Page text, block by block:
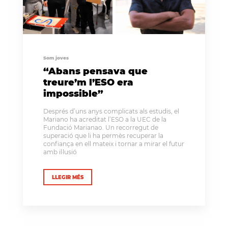
Som joves
“Abans pensava que
treure’m l’ESO era
impossible”
Després d’uns anys complicats als estudis, el
Mariano ha acreditat l’ESO a la UEC de la
Fundació Marianao. Un recorregut de
superació que li ha permès recuperar la
confiança en ell mateix i tornar a mirar el futur
amb il·lusió
LLEGIR MÉS